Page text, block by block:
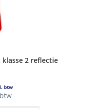
2 reflectie
btw